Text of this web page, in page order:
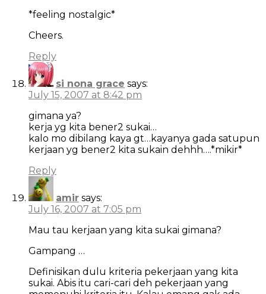
*feeling nostalgic*
Cheers.
Reply
si nona grace says:
July 15, 2007 at 8:42 pm
gimana ya?
kerja yg kita bener2 sukai…
kalo mo dibilang kaya gt…kayanya gada satupun
kerjaan yg bener2 kita sukain dehhh….*mikir*
Reply
amir says:
July 16, 2007 at 7:05 pm
Mau tau kerjaan yang kita sukai gimana?
Gampang …
Definisikan dulu kriteria pekerjaan yang kita
sukai. Abis itu cari-cari deh pekerjaan yang